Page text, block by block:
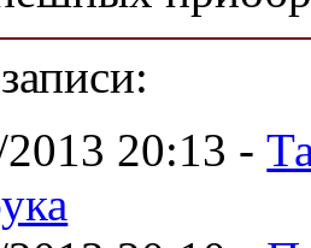
20:13 -